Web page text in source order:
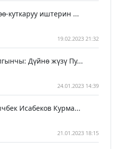
куткаруу иштерин ...
19.02.2023 21:32
Дүйнө жүзү Пу...
24.01.2023 14:39
Исабеков Курма...
21.01.2023 18:15